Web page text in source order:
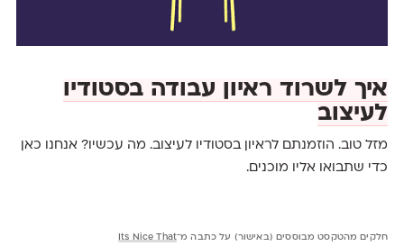
איך לשרוד ראיון עבודה בסטודיו
לעיצוב
מזל טוב. הוזמנתם לראיון בסטודיו לעיצוב. מה עכשיו? אנחנו כאן
כדי שתבואו אליו מוכנים.
חלקים מהטקסט מבוססים (באישור) על כתבה מ־Its Nice That